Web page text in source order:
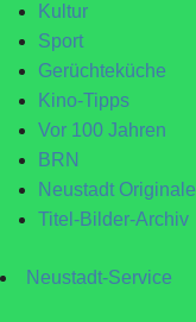
Kultur
Sport
Gerüchteküche
Kino-Tipps
Vor 100 Jahren
BRN
Neustadt Originale
Titel-Bilder-Archiv
Neustadt-Service